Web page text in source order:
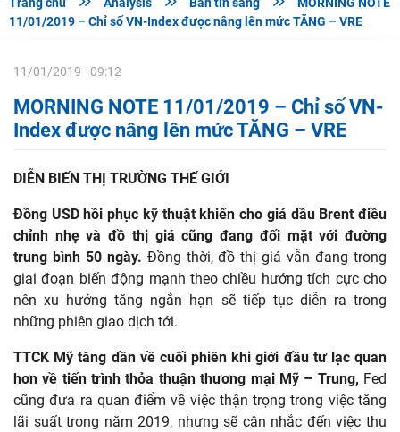
Trang chủ Analysis Bản tin sáng
MORNING NOTE
11/01/2019 – Chỉ số VN-Index được nâng lên mức TĂNG – VRE
11/01/2019 - 09:12
MORNING NOTE 11/01/2019 – Chỉ số VN-
Index được nâng lên mức TĂNG – VRE
DIỄN BIẾN THỊ TRƯỜNG THẾ GIỚI
Đồng USD hồi phục kỹ thuật khiến cho giá dầu Brent điều
chỉnh nhẹ và đồ thị giá cũng đang đối mặt với đường
trung bình 50 ngày. Đồng thời, đồ thị giá vẫn đang trong
giai đoạn biến động mạnh theo chiều hướng tích cực cho
nên xu hướng tăng ngắn hạn sẽ tiếp tục diễn ra trong
những phiên giao dịch tới.
TTCK Mỹ tăng dần về cuối phiên khi giới đầu tư lạc quan
hơn về tiến trình thỏa thuận thương mại Mỹ – Trung, Fed
cũng đưa ra quan điểm về việc thận trọng trong việc tăng
lãi suất trong năm 2019, nhưng sẽ cân nhắc đến việc thu